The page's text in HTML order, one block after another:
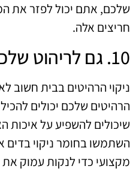
שלכם, אתם יכול לפזר את
חריצים אלה.
10. גם לריהוט שלכם יש פה תפקיד
ניקוי הרהיטים בבית חשוב
הרהיטים שלכם יכולים
שיכולים להשפיע על איכות
השתמשו בחומר ניקוי בדים
מקצועי כדי לנקות עמוק